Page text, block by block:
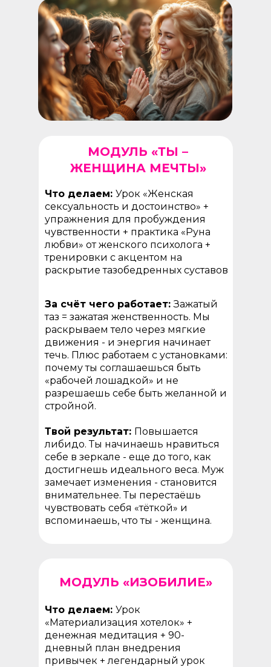
МОДУЛЬ «ИЗОБИЛИЕ»
МОДУЛЬ «ТЫ –
ЖЕНЩИНА МЕЧТЫ»
За счёт чего работает:Зажатый
таз = зажатая женственность. Мы
раскрываем тело через мягкие
движения - и энергия начинает
течь. Плюс работаем с установками:
почему ты соглашаешься быть
«рабочей лошадкой» и не
разрешаешь себе быть желанной и
стройной.
Твой результат: Повышается
либидо. Ты начинаешь нравиться
себе в зеркале - еще до того, как
достигнешь идеального веса. Муж
замечает изменения - становится
внимательнее. Ты перестаёшь
чувствовать себя «тёткой» и
вспоминаешь, что ты - женщина.
Что делаем: Урок «Женская
сексуальность и достоинство» +
упражнения для пробуждения
чувственности + практика «Руна
любви» от женского психолога +
тренировки с акцентом на
раскрытие тазобедренных суставов
Что делаем: Урок
«Материализация хотелок» +
денежная медитация + 90-
дневный план внедрения
привычек + легендарный урок